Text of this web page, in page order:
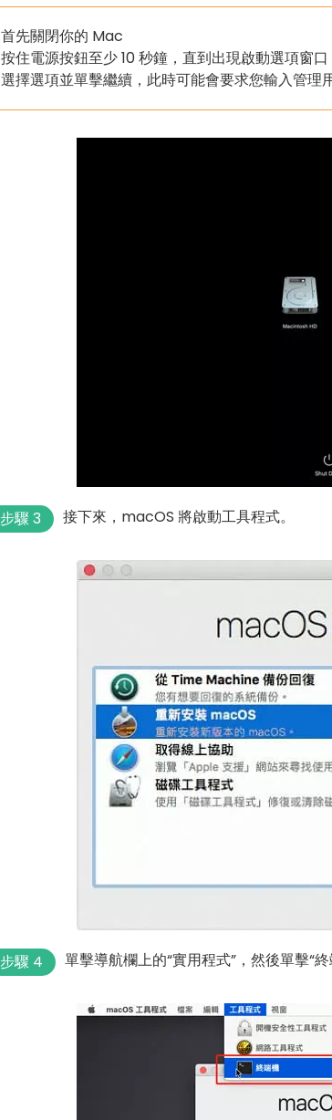
首先關閉你的 Mac
按住電源按鈕至少 10 秒鐘，直到出現啟動選項窗口
選擇選項並單擊繼續，此時可能會要求您輸入管理
步驟 3 接下來，macOS 將啟動工具程式。
步驟 4 單擊導航欄上的“實用程式”，然後單擊“